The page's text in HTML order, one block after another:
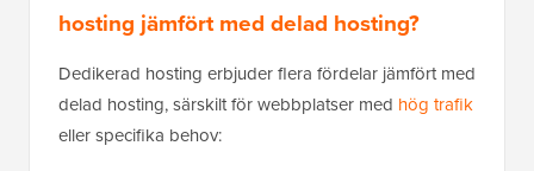
hosting jämfört med delad hosting?
Dedikerad hosting erbjuder flera fördelar jämfört med
delad hosting, särskilt för webbplatser med hög trafik
eller specifika behov: